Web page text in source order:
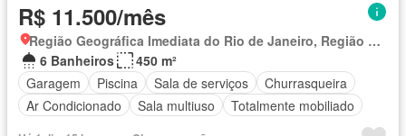
R$ 11.500/mês
Região Geográfica Imediata do Rio de Janeiro, Região Metropolitana do Rio de Janeiro
6 Banheiros
450 m²
Garagem
Piscina Sala de serviços
Churrasqueira
Ar Condicionado
Sala multiuso Totalmente mobiliado